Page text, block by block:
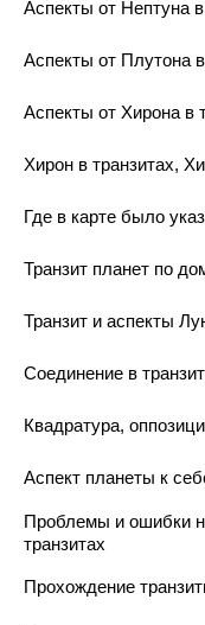
Аспекты от Нептуна в
Аспекты от Плутона в
Аспекты от Хирона в
Хирон в транзитах,
Где в карте было
Транзит планет по
Транзит и аспекты
Соединение в
Квадратура,
Аспект планеты к
Проблемы и ошибки
транзитах
Прохождение